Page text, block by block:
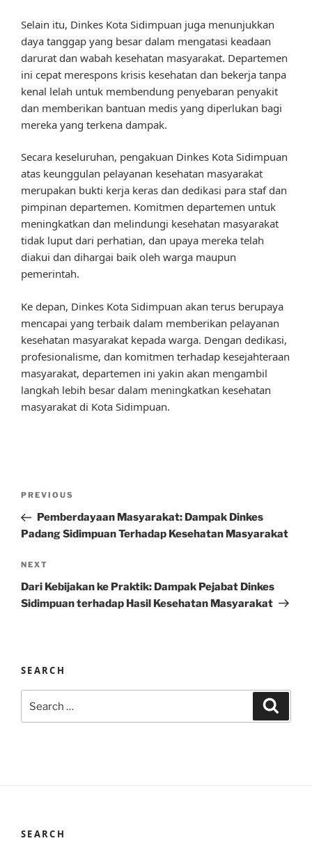
Selain itu, Dinkes Kota Sidimpuan juga menunjukkan
daya tanggap yang besar dalam mengatasi keadaan
darurat dan wabah kesehatan masyarakat. Departemen
ini cepat merespons krisis kesehatan dan bekerja tanpa
kenal lelah untuk membendung penyebaran penyakit
dan memberikan bantuan medis yang diperlukan bagi
mereka yang terkena dampak.
Secara keseluruhan, pengakuan Dinkes Kota Sidimpuan
atas keunggulan pelayanan kesehatan masyarakat
merupakan bukti kerja keras dan dedikasi para staf dan
pimpinan departemen. Komitmen departemen untuk
meningkatkan dan melindungi kesehatan masyarakat
tidak luput dari perhatian, dan upaya mereka telah
diakui dan dihargai baik oleh warga maupun
pemerintah.
Ke depan, Dinkes Kota Sidimpuan akan terus berupaya
mencapai yang terbaik dalam memberikan pelayanan
kesehatan masyarakat kepada warga. Dengan dedikasi,
profesionalisme, dan komitmen terhadap kesejahteraan
masyarakat, departemen ini yakin akan mengambil
langkah lebih besar dalam meningkatkan kesehatan
masyarakat di Kota Sidimpuan.
Previous
Post
PREVIOUS
Pemberdayaan Masyarakat: Dampak Dinkes
Padang Sidimpuan Terhadap Kesehatan Masyarakat
Next
Post
NEXT
Dari Kebijakan ke Praktik: Dampak Pejabat Dinkes
Sidimpuan terhadap Hasil Kesehatan Masyarakat
SEARCH
for:
SEARCH